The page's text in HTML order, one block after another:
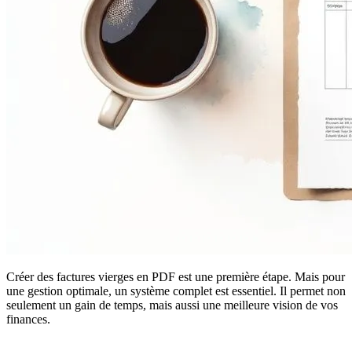
Créer des factures vierges en PDF est une première étape. Mais pour
une gestion optimale, un système complet est essentiel. Il permet non
seulement un gain de temps, mais aussi une meilleure vision de vos
finances.